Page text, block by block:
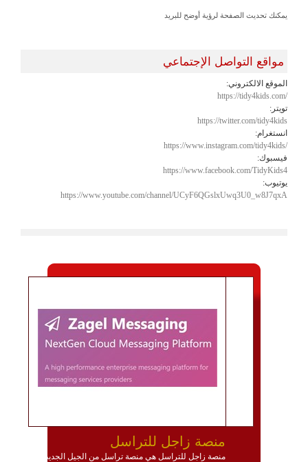
يمكنك تحديث الصفحة لرؤية أوضح للبريد
مواقع التواصل الإجتماعي
الموقع الالكتروني:
https://tidy4kids.com/
تويتر:
https://twitter.com/tidy4kids
انستغرام:
https://www.instagram.com/tidy4kids/
فيسبوك:
https://www.facebook.com/TidyKids4
يوتيوب:
https://www.youtube.com/channel/UCyF6QGslxUwq3U0_w8J7qxA
منصة زاجل للتراسل
منصة زاجل للتراسل هي منصة تراسل من الجيل الجديد